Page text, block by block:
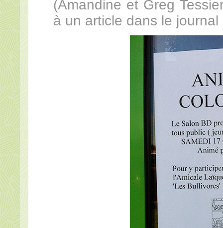
(Amandine et Greg
à un article dans le journal